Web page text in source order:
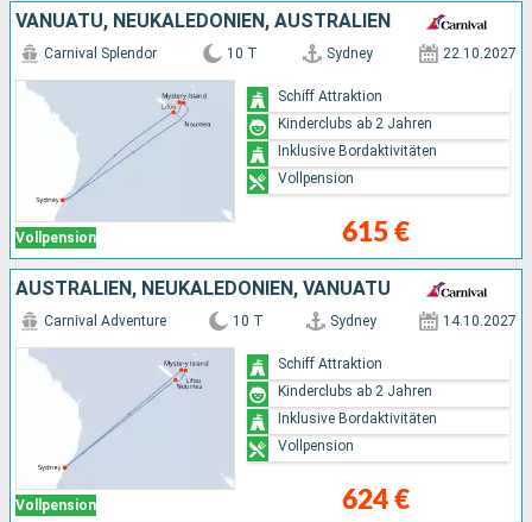
VANUATU, NEUKALEDONIEN, AUSTRALIEN
Vollpension
Carnival Splendor 10 T Sydney 22.10.2027
615 €
Schiff Attraktion
Kinderclubs ab 2 Jahren
Inklusive Bordaktivitäten
Vollpension
AUSTRALIEN, NEUKALEDONIEN, VANUATU
Vollpension
Carnival Adventure 10 T Sydney 14.10.2027
624 €
Schiff Attraktion
Kinderclubs ab 2 Jahren
Inklusive Bordaktivitäten
Vollpension